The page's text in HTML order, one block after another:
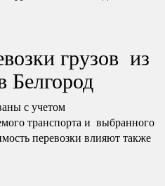
грузов из
Белгород
с учетом
транспорта и выбранного
перевозки влияют также